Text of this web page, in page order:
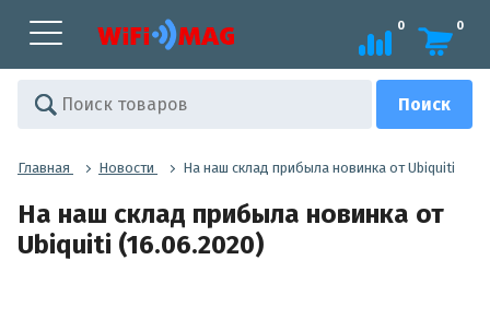
0 0
Главная Новости На наш склад прибыла новинка от Ubiquiti
На наш склад прибыла новинка от
Ubiquiti (16.06.2020)